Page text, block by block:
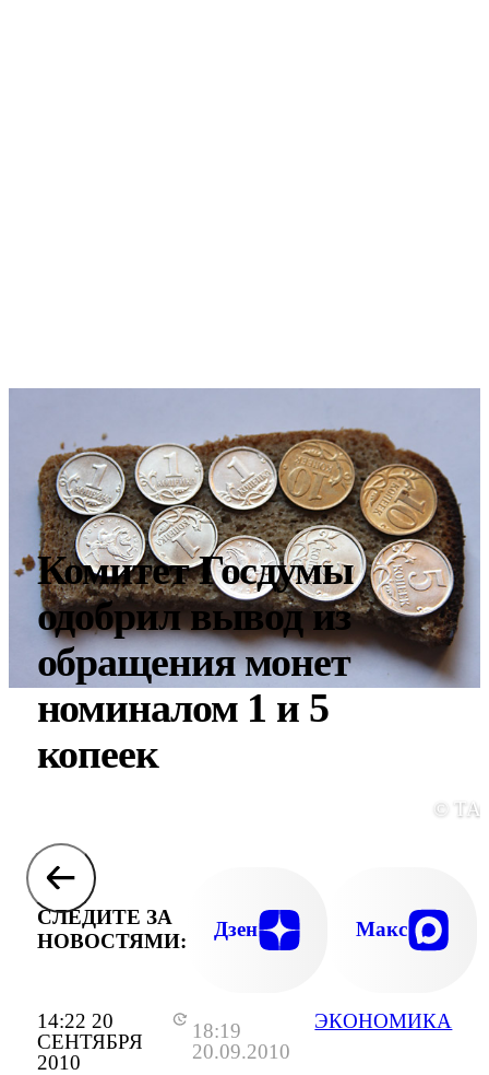
14:22 20
СЕНТЯБРЯ
2010
18:19
20.09.2010
ЭКОНОМИКА
Комитет Госдумы
одобрил вывод из
обращения монет
номиналом 1 и 5
копеек
©
СЛЕДИТЕ ЗА
НОВОСТЯМИ:
Дзен Макс